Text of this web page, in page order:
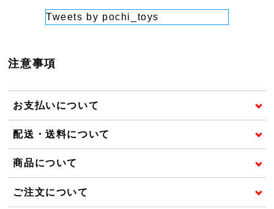
Tweets by pochi_toys
注意事項
お支払いについて
配送・送料について
商品について
ご注文について